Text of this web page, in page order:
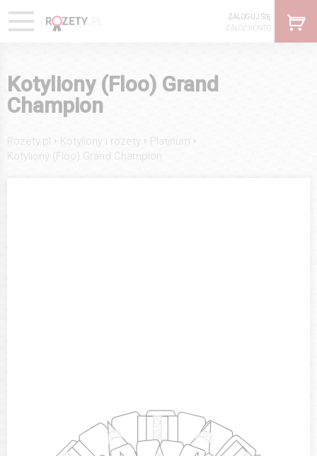
ZALOGUJ SIĘ
ZAŁÓŻ KONTO
Kotyliony (Floo) Grand
Champion
Rozety.pl › Kotyliony i rozety › Platinum ›
Kotyliony (Floo) Grand Champion